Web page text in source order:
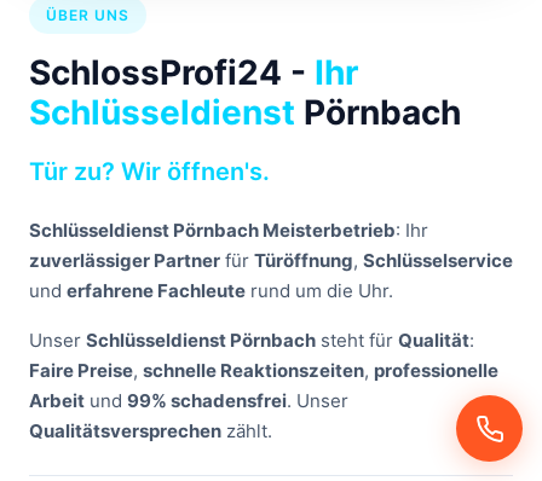
ÜBER UNS
SchlossProfi24 - Ihr
Schlüsseldienst Pörnbach
Tür zu? Wir öffnen's.
Schlüsseldienst Pörnbach Meisterbetrieb: Ihr
zuverlässiger Partner für Türöffnung, Schlüsselservice
und erfahrene Fachleute rund um die Uhr.
Unser Schlüsseldienst Pörnbach steht für Qualität:
Faire Preise, schnelle Reaktionszeiten, professionelle
Arbeit und 99% schadensfrei. Unser
Qualitätsversprechen zählt.